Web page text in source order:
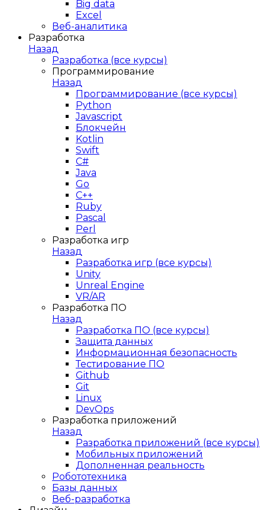
Big data
Excel
Веб-аналитика
Разработка
Назад
Разработка (все курсы)
Программирование
Назад
Программирование (все курсы)
Python
Javascript
Блокчейн
Kotlin
Swift
C#
Java
Go
C++
Ruby
Pascal
Perl
Разработка игр
Назад
Разработка игр (все курсы)
Unity
Unreal Engine
VR/AR
Разработка ПО
Назад
Разработка ПО (все курсы)
Защита данных
Информационная безопасность
Тестирование ПО
Github
Git
Linux
DevOps
Разработка приложений
Назад
Разработка приложений (все курсы)
Мобильных приложений
Дополненная реальность
Робототехника
Базы данных
Веб-разработка